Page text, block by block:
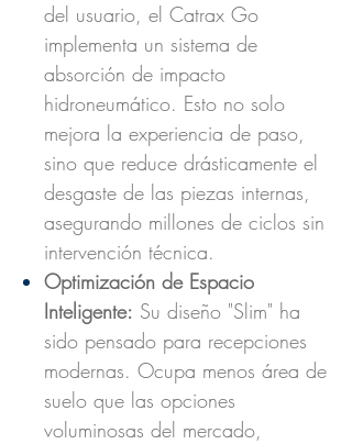
del usuario, el Catrax Go
implementa un sistema de
absorción de impacto
hidroneumático. Esto no solo
mejora la experiencia de paso,
sino que reduce drásticamente el
desgaste de las piezas internas,
asegurando millones de ciclos sin
intervención técnica.
Optimización de Espacio
Inteligente: Su diseño "Slim" ha
sido pensado para recepciones
modernas. Ocupa menos área de
suelo que las opciones
voluminosas del mercado,